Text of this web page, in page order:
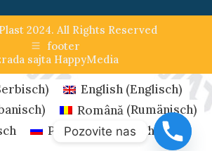
2024. All Rights Reserved
footer
sajta HappyMedia
) English(Englisch)
) Română(Rumänisch)
Русский(Russisch)
Pozovite nas